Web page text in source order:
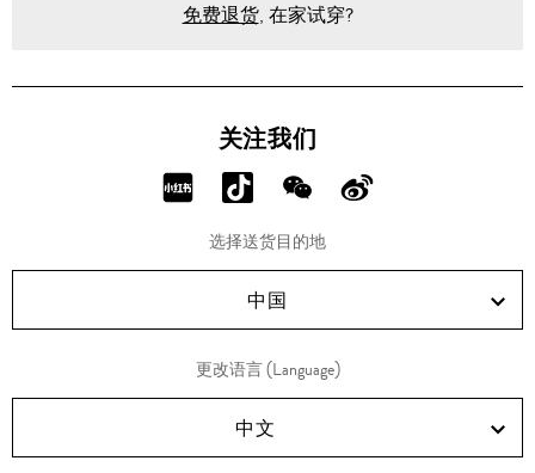
免费退货, 在家试穿?
关注我们
分
RED!
分
享
Douyin!
分
享
WeChat!
分
Weibo!
选择送货目的地
中国
更改语言 (Language)
中文